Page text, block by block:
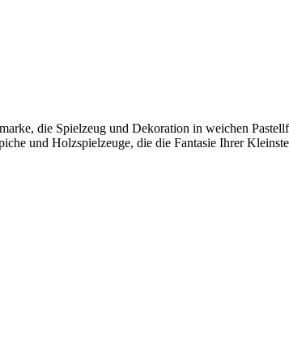
die Spielzeug und Dekoration in weichen
und Holzspielzeuge, die die Fantasie Ihrer